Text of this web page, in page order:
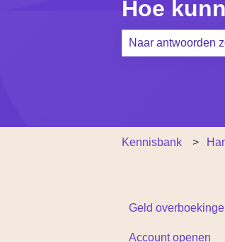
Hoe
Kennisbank
Geld
Account openen